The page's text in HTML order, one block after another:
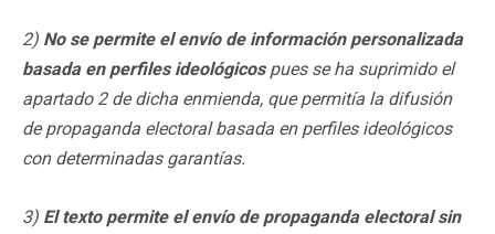
2) No se permite el envío de información personalizada
basada en perfiles ideológicospues se ha suprimido el
apartado 2 de dicha enmienda, que permitía la difusión
de propaganda electoral basada en perfiles ideológicos
con determinadas garantías.
3) El texto permite el envío de propaganda electoral sin